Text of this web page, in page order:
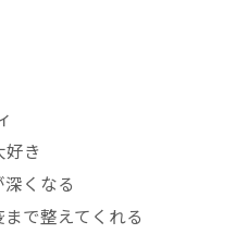
き
くなる
で整えてくれる